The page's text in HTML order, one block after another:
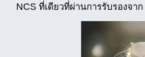
NCS ที่เดียวที่ผ่านการรับรองจา